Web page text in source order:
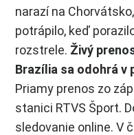
narazí na
potrápilo, keď
rozstrele. Živý
Brazília sa odohrá v
Priamy prenos zo
stanici RTVS Šport.
sledovanie online. V